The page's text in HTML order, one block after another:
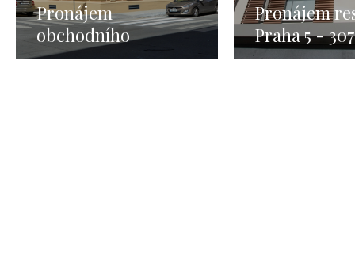
Pronájem
obchodního
prostoru Praha 5 -
Pronájem
Praha 5 -